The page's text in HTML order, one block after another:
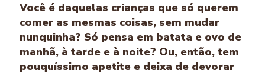
Você é daquelas crianças que só querem
comer as mesmas coisas, sem mudar
nunquinha? Só pensa em batata e ovo de
manhã, à tarde e à noite? Ou, então, tem
pouquíssimo apetite e deixa de devorar